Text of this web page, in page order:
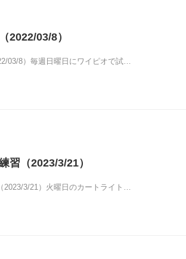
2022/03/8）
03/8）毎週日曜日にワイピオで試…
習（2023/3/21）
2023/3/21）火曜日のカートライト…